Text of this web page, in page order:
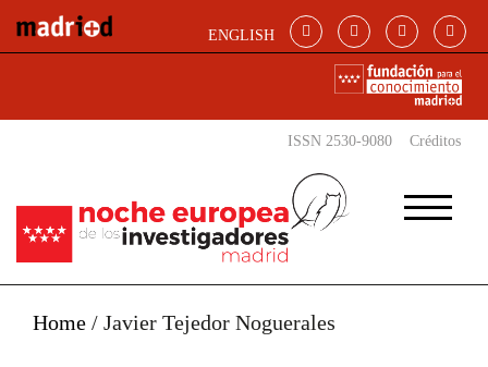
ENGLISH
ISSN 2530-9080 Créditos
Home / Javier Tejedor Noguerales